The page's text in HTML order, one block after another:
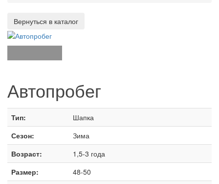
Автопробег
Тип:
Шапка
Сезон:
Зима
Возраст:
1,5-3 года
Размер:
48-50